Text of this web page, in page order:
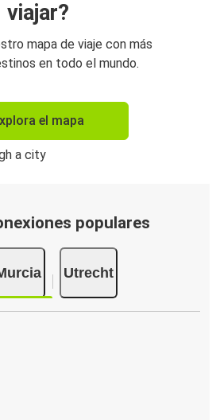
viajar?
mapa de viaje con más
en todo el mundo.
el mapa
populares
Utrecht